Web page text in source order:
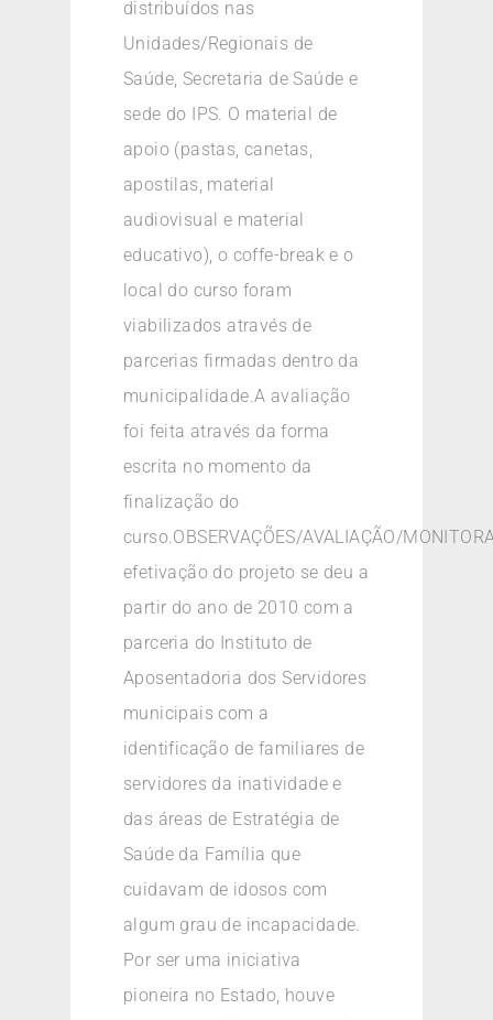
distribuídos nas
Unidades/Regionais de
Saúde, Secretaria de Saúde e
sede do IPS. O material de
apoio (pastas, canetas,
apostilas, material
audiovisual e material
educativo), o coffe-break e o
local do curso foram
viabilizados através de
parcerias firmadas dentro da
municipalidade.A avaliação
foi feita através da forma
escrita no momento da
finalização do
curso.OBSERVAÇÕES/AVALIAÇÃO/
efetivação do projeto se deu a
partir do ano de 2010 com a
parceria do Instituto de
Aposentadoria dos Servidores
municipais com a
identificação de familiares de
servidores da inatividade e
das áreas de Estratégia de
Saúde da Família que
cuidavam de idosos com
algum grau de incapacidade.
Por ser uma iniciativa
pioneira no Estado, houve